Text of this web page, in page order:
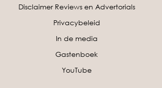
Disclaimer Reviews en Advertorials
Privacybeleid
In de media
Gastenboek
YouTube